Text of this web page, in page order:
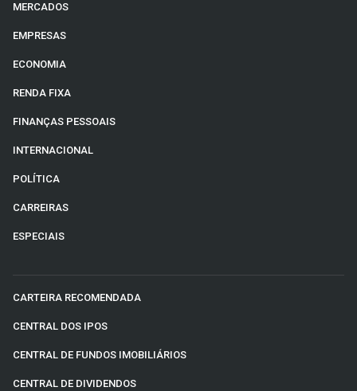
MERCADOS
EMPRESAS
ECONOMIA
RENDA FIXA
FINANÇAS PESSOAIS
INTERNACIONAL
POLÍTICA
CARREIRAS
ESPECIAIS
CARTEIRA RECOMENDADA
CENTRAL DOS IPOS
CENTRAL DE FUNDOS IMOBILIÁRIOS
CENTRAL DE DIVIDENDOS